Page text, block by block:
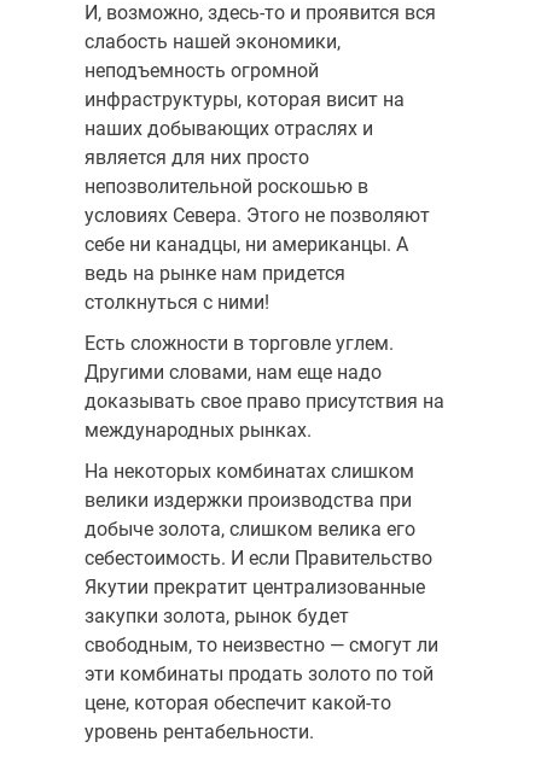
И, возможно, здесь-то и проявится вся
слабость нашей экономики,
неподъемность огромной
инфраструктуры, которая висит на
наших добывающих отраслях и
является для них просто
непозволительной роскошью в
условиях Севера. Этого не позволяют
себе ни канадцы, ни американцы. А
ведь на рынке нам придется
столкнуться с ними!
Есть сложности в торговле углем.
Другими словами, нам еще надо
доказывать свое право присутствия на
международных рынках.
На некоторых комбинатах слишком
велики издержки производства при
добыче золота, слишком велика его
себестоимость. И если Правительство
Якутии прекратит централизованные
закупки золота, рынок будет
свободным, то неизвестно — смогут ли
эти комбинаты продать золото по той
цене, которая обеспечит какой-то
уровень рентабельности.